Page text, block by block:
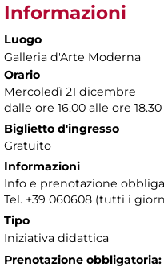
Informazioni
Luogo
Galleria d'Arte Moderna
Orario
Mercoledì 21 dicembre
dalle ore 16.00 alle ore 18.30
Biglietto d'ingresso
Gratuito
Informazioni
Info e prenotazione
Tel. +39 060608 (tutti i
Tipo
Iniziativa didattica
Prenotazione obbligatoria: